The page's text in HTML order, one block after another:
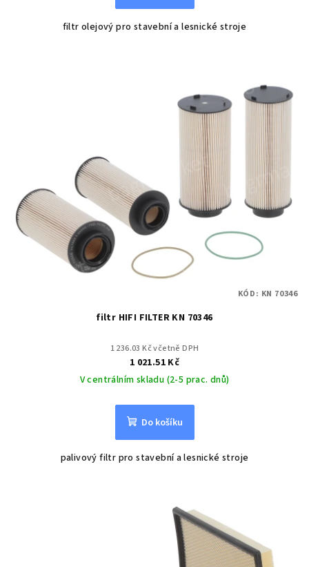
filtr olejový pro stavební a lesnické stroje
filtr HIFI FILTER KN 70346
1 236.03 Kč včetně DPH
1 021.51 Kč
V centrálním skladu (2-5 prac. dnů)
Do košíku
palivový filtr pro stavební a lesnické stroje
KÓD: KN 70346